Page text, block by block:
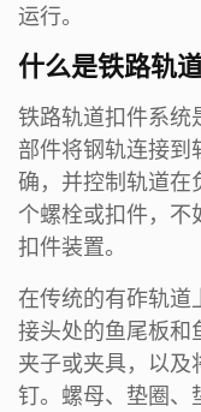
运行。
什么是铁路轨
铁路轨道扣件系统
部件将钢轨连接到
确，并控制轨道在
个螺栓或扣件，不
扣件装置。
在传统的有砟轨
接头处的鱼尾板和
夹子或夹具，以及
钉。螺母、垫圈、